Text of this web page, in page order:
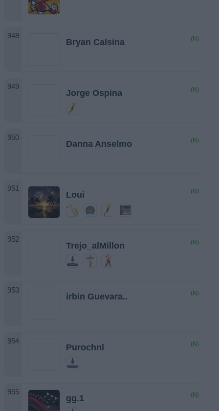
Bryan Calsina (N)
Jorge Ospina (N)
Danna Anselmo (N)
Loui (N)
Trejo_alMillon (N)
irbin Guevara.. (N)
Purochnl (N)
gg.1 (N)